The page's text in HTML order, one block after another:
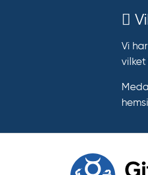
Vi
vilket